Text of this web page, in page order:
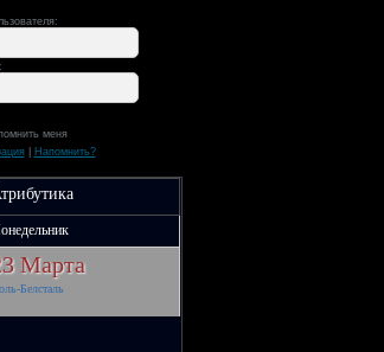
меня
| Напомнить?
Марта
Белсталь